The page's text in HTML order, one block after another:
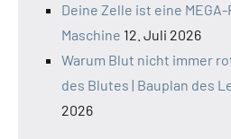
Deine Zelle ist eine
Maschine 12. Juli 2026
Warum Blut nicht immer
des Blutes | Bauplan des
2026